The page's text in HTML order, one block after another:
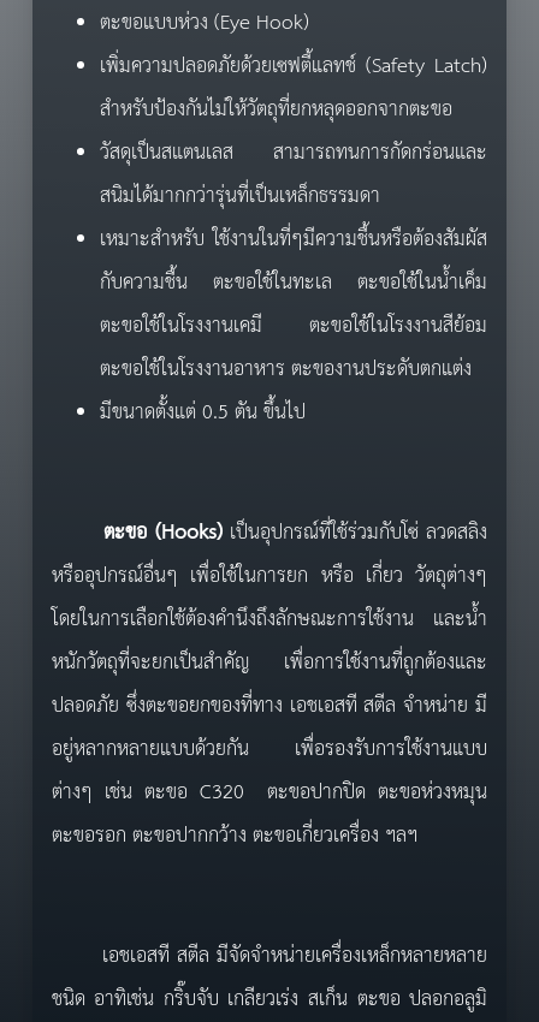
ตะขอแบบห่วง (Eye Hook)
เพิ่มความปลอดภัยด้วยเซฟตี้แลทช์ (Safety Latch)
สำหรับป้องกันไม่ให้วัตถุที่ยกหลุดออกจากตะขอ
วัสดุเป็นสแตนเลส สามารถทนการกัดกร่อนและ
สนิมได้มากกว่ารุ่นที่เป็นเหล็กธรรมดา
เหมาะสำหรับ ใช้งานในที่ๆมีความชื้นหรือต้องสัมผัส
กับความชื้น ตะขอใช้ในทะเล ตะขอใช้ในน้ำเค็ม
ตะขอใช้ในโรงงานเคมี ตะขอใช้ในโรงงานสีย้อม
ตะขอใช้ในโรงงานอาหาร ตะของานประดับตกแต่ง
มีขนาดตั้งแต่ 0.5 ตัน ขึ้นไป
ตะขอ (Hooks) เป็นอุปกรณ์ที่ใช้ร่วมกับโซ่ ลวดสลิง
หรืออุปกรณ์อื่นๆ เพื่อใช้ในการยก หรือ เกี่ยว วัตถุต่างๆ
โดยในการเลือกใช้ต้องคำนึงถึงลักษณะการใช้งาน และน้ำ
หนักวัตถุที่จะยกเป็นสำคัญ เพื่อการใช้งานที่ถูกต้องและ
ปลอดภัย ซึ่งตะขอยกของที่ทาง เอชเอสที สตีล จำหน่าย มี
อยู่หลากหลายแบบด้วยกัน เพื่อรองรับการใช้งานแบบ
ต่างๆ เช่น ตะขอ C320 ตะขอปากปิด ตะขอห่วงหมุน
ตะขอรอก ตะขอปากกว้าง ตะขอเกี่ยวเครื่อง ฯลฯ
เอชเอสที สตีล มีจัดจำหน่ายเครื่องเหล็กหลายหลาย
ชนิด อาทิเช่น กริ๊บจับ เกลียวเร่ง สเก็น ตะขอ ปลอกอลูมิ